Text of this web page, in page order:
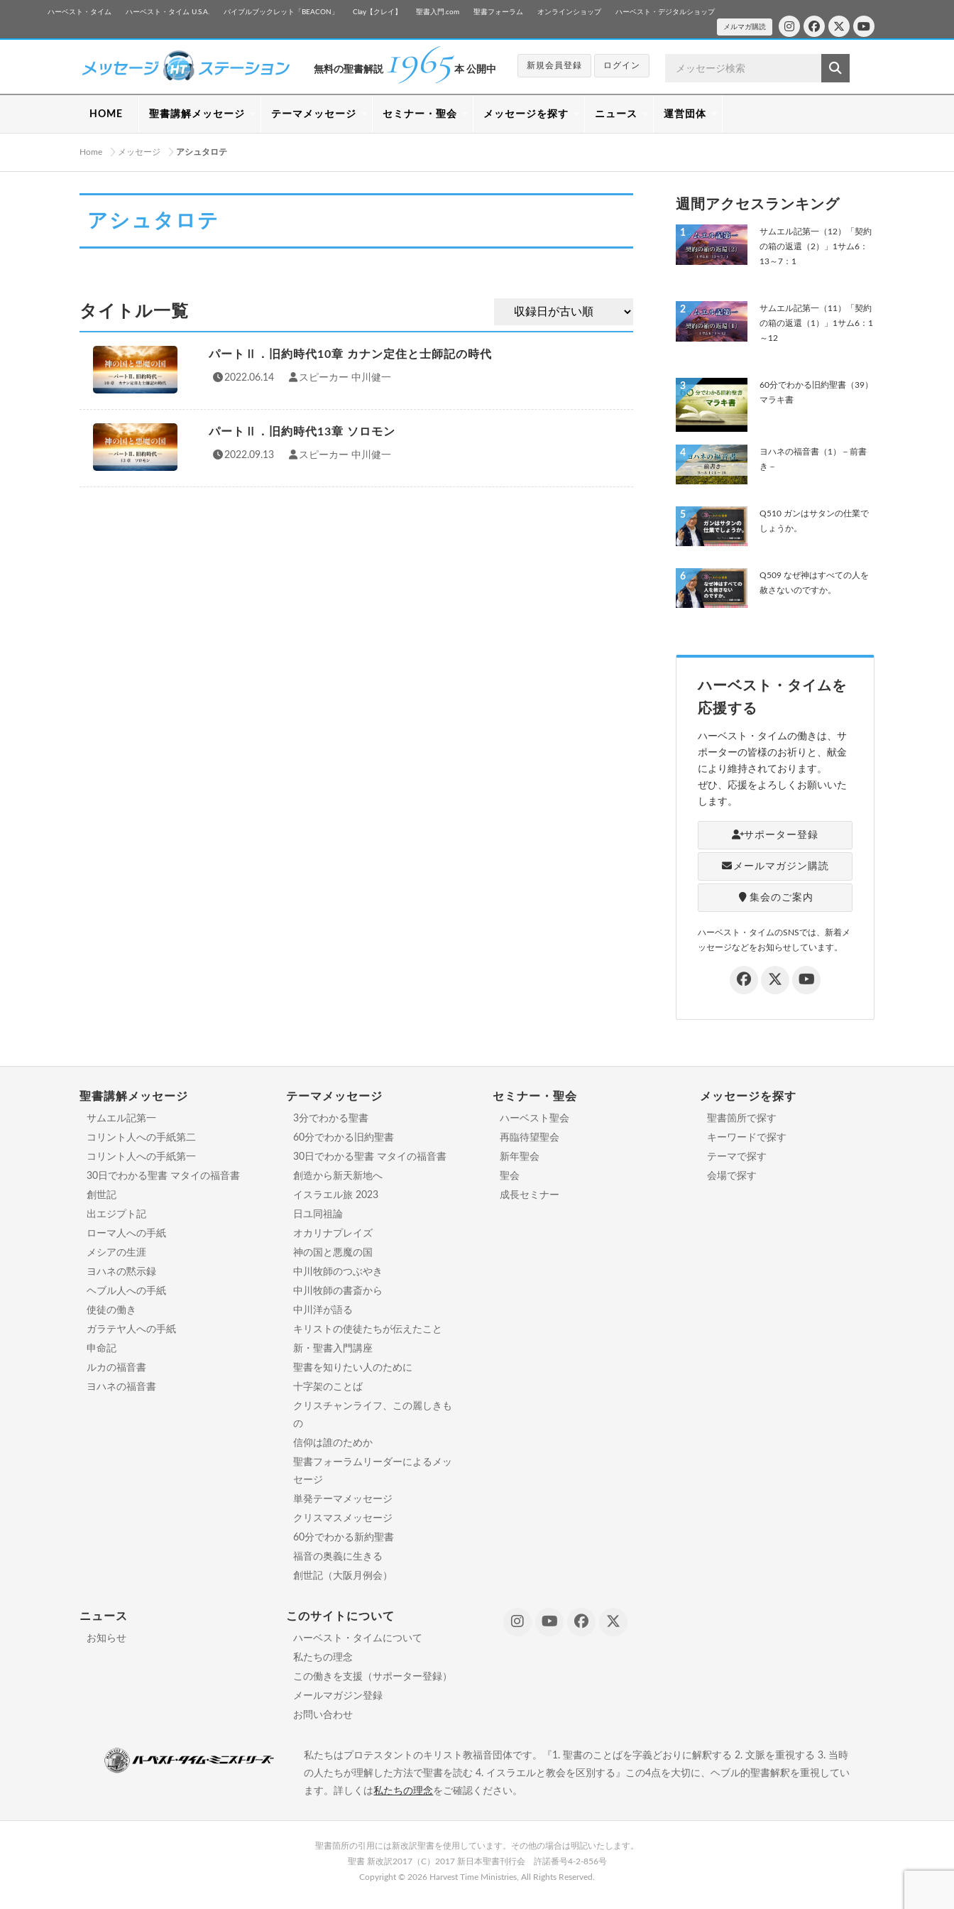
ハーベスト・タイム ハーベスト・タイム U.S.A. バイブルブックレット「BEACON」 Clay【クレイ】 聖書入門.com 聖書フォーラム オンラインショップ ハーベスト・デジタルショップ
メルマガ購読
無料の聖書解説 1965 本 公開中 新規会員登録 ログイン
HOME 聖書講解メッセージ テーマメッセージ セミナー・聖会 メッセージを探す ニュース 運営団体
Home メッセージ アシュタロテ
アシュタロテ
タイトル一覧
パートⅡ．旧約時代10章 カナン定住と士師記の時代
2022.06.14 スピーカー 中川健一
パートⅡ．旧約時代13章 ソロモン
2022.09.13 スピーカー 中川健一
週間アクセスランキング
1
サムエル記第一（12）「契約
の箱の返還（2）」1サム6：
13～7：1
2
サムエル記第一（11）「契約
の箱の返還（1）」1サム6：1
～12
3
60分でわかる旧約聖書（39）
マラキ書
4
ヨハネの福音書（1）－前書
き－
5
Q510 ガンはサタンの仕業で
しょうか。
6
Q509 なぜ神はすべての人を
赦さないのですか。
ハーベスト・タイムを
応援する
ハーベスト・タイムの働きは、サ
ポーターの皆様のお祈りと、献金
により維持されております。
ぜひ、応援をよろしくお願いいた
します。
サポーター登録
メールマガジン購読
集会のご案内
ハーベスト・タイムのSNSでは、新着メ
ッセージなどをお知らせしています。
聖書講解メッセージ
サムエル記第一
コリント人への手紙第二
コリント人への手紙第一
30日でわかる聖書 マタイの福音書
創世記
出エジプト記
ローマ人への手紙
メシアの生涯
ヨハネの黙示録
ヘブル人への手紙
使徒の働き
ガラテヤ人への手紙
申命記
ルカの福音書
ヨハネの福音書
テーマメッセージ
3分でわかる聖書
60分でわかる旧約聖書
30日でわかる聖書 マタイの福音書
創造から新天新地へ
イスラエル旅 2023
日ユ同祖論
オカリナプレイズ
神の国と悪魔の国
中川牧師のつぶやき
中川牧師の書斎から
中川洋が語る
キリストの使徒たちが伝えたこと
新・聖書入門講座
聖書を知りたい人のために
十字架のことば
クリスチャンライフ、この麗しきも
の
信仰は誰のためか
聖書フォーラムリーダーによるメッ
セージ
単発テーマメッセージ
クリスマスメッセージ
60分でわかる新約聖書
福音の奥義に生きる
創世記（大阪月例会）
セミナー・聖会
ハーベスト聖会
再臨待望聖会
新年聖会
聖会
成長セミナー
メッセージを探す
聖書箇所で探す
キーワードで探す
テーマで探す
会場で探す
ニュース
お知らせ
このサイトについて
ハーベスト・タイムについて
私たちの理念
この働きを支援（サポーター登録）
メールマガジン登録
お問い合わせ
私たちはプロテスタントのキリスト教福音団体です。『1. 聖書のことばを字義どおりに解釈する 2. 文脈を重視する 3. 当時
の人たちが理解した方法で聖書を読む 4. イスラエルと教会を区別する』この4点を大切に、ヘブル的聖書解釈を重視してい
ます。詳しくは私たちの理念をご確認ください。
聖書箇所の引用には新改訳聖書を使用しています。その他の場合は明記いたします。
聖書 新改訳2017（C）2017 新日本聖書刊行会 許諾番号4-2-856号
Copyright © 2026 Harvest Time Ministries, All Rights Reserved.